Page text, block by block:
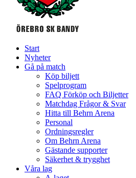
Start
Nyheter
Gå på match
Köp biljett
Spelprogram
FAQ Förköp och Biljetter
Matchdag Frågor & Svar
Hitta till Behrn Arena
Personal
Ordningsregler
Om Behrn Arena
Gästande supporter
Säkerhet & trygghet
Våra lag